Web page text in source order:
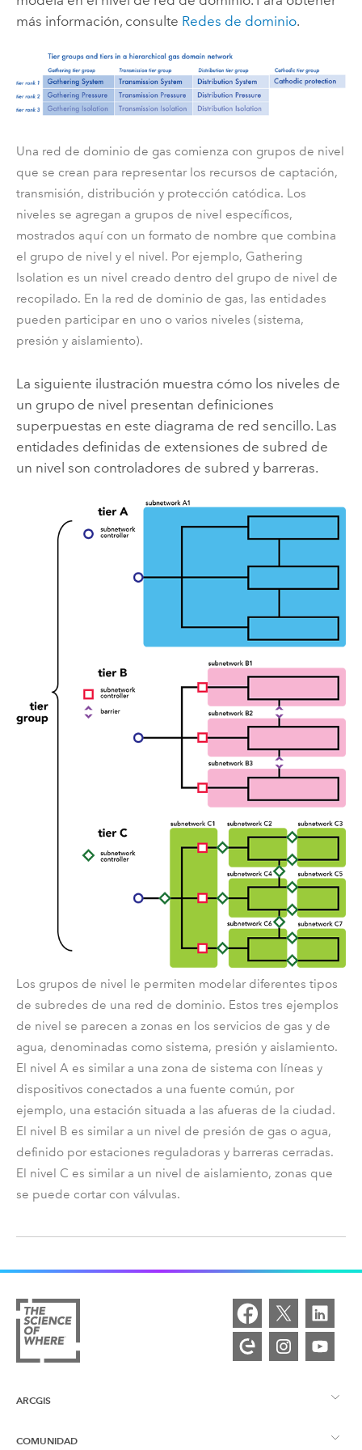
más información, consulte Redes de dominio.
Una red de dominio de gas comienza con grupos de nivel
que se crean para representar los recursos de captación,
transmisión, distribución y protección catódica. Los
niveles se agregan a grupos de nivel específicos,
mostrados aquí con un formato de nombre que combina
el grupo de nivel y el nivel. Por ejemplo, Gathering
Isolation es un nivel creado dentro del grupo de nivel de
recopilado. En la red de dominio de gas, las entidades
pueden participar en uno o varios niveles (sistema,
presión y aislamiento).
La siguiente ilustración muestra cómo los niveles de
un grupo de nivel presentan definiciones
superpuestas en este diagrama de red sencillo. Las
entidades definidas de extensiones de subred de
un nivel son controladores de subred y barreras.
Los grupos de nivel le permiten modelar diferentes tipos
de subredes de una red de dominio. Estos tres ejemplos
de nivel se parecen a zonas en los servicios de gas y de
agua, denominadas como sistema, presión y aislamiento.
El nivel A es similar a una zona de sistema con líneas y
dispositivos conectados a una fuente común, por
ejemplo, una estación situada a las afueras de la ciudad.
El nivel B es similar a un nivel de presión de gas o agua,
definido por estaciones reguladoras y barreras cerradas.
El nivel C es similar a un nivel de aislamiento, zonas que
se puede cortar con válvulas.
ARCGIS
Descripción general de ArcGIS
COMUNIDAD